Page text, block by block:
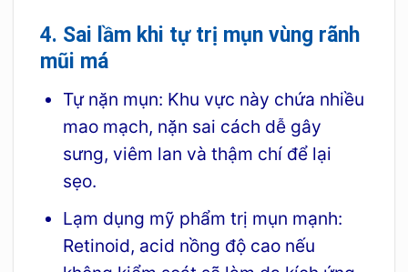
4. Sai lầm khi tự trị mụn vùng rãnh
mũi má
Tự nặn mụn: Khu vực này chứa nhiều
mao mạch, nặn sai cách dễ gây
sưng, viêm lan và thậm chí để lại
sẹo.
Lạm dụng mỹ phẩm trị mụn mạnh:
Retinoid, acid nồng độ cao nếu